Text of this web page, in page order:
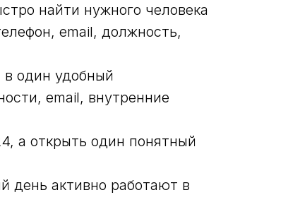
найти нужного человека
email, должность,
в один удобный
email, внутренние
а открыть один понятный
день активно работают в